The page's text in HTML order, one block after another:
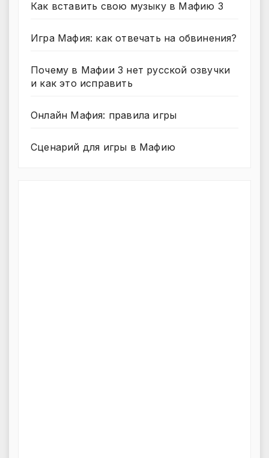
Как вставить свою музыку в Мафию 3
Игра Мафия: как отвечать на обвинения?
Почему в Мафии 3 нет русской озвучки
и как это исправить
Онлайн Мафия: правила игры
Сценарий для игры в Мафию